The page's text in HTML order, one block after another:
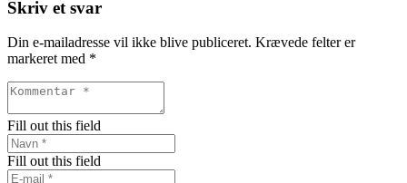
Skriv et svar
Din e-mailadresse vil ikke blive publiceret. Krævede felter er
markeret med *
Fill out this field
Fill out this field